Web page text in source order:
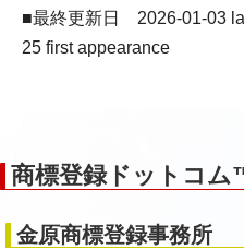
■最終更新日 2026-01-03
25 first appearance
商標登録ドットコム
金原商標登録事務所